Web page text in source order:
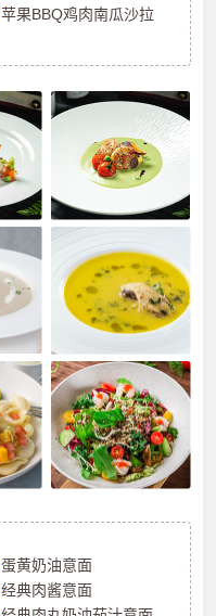
苹果BBQ鸡肉南瓜沙拉
蛋黄奶油意面
经典肉酱意面